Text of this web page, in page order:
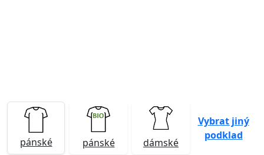
pánské pánské dámské
Vybrat jiný
podklad